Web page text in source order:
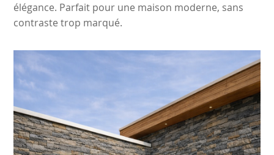
élégance. Parfait pour une maison moderne, sans
contraste trop marqué.